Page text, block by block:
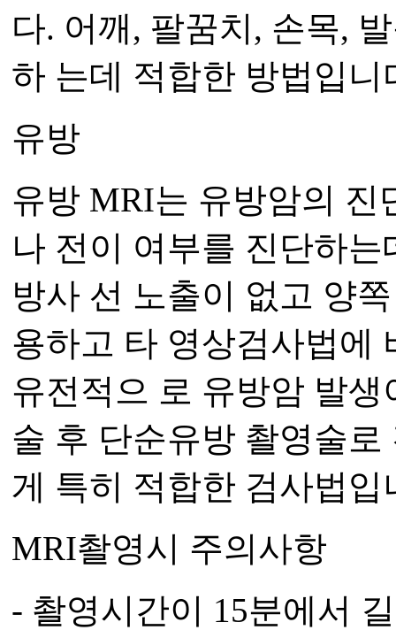
다. 어깨, 팔꿈치, 손목,
하 는데 적합한 방법입니
유방
유방 MRI는 유방암의 진
나 전이 여부를 진단하
방사 선 노출이 없고 양
용하고 타 영상검사법에
유전적으 로 유방암 발
술 후 단순유방 촬영술
게 특히 적합한 검사법입
MRI촬영시 주의사항
- 촬영시간이 15분에서